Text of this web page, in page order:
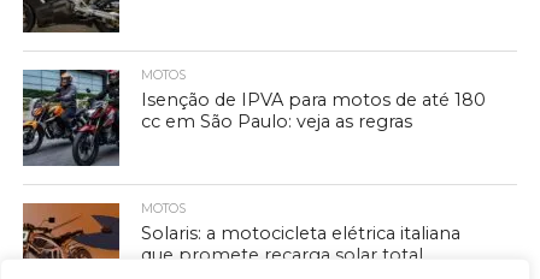
MOTOS
Isenção de IPVA para motos de até 180
cc em São Paulo: veja as regras
MOTOS
Solaris: a motocicleta elétrica italiana
que promete recarga solar total